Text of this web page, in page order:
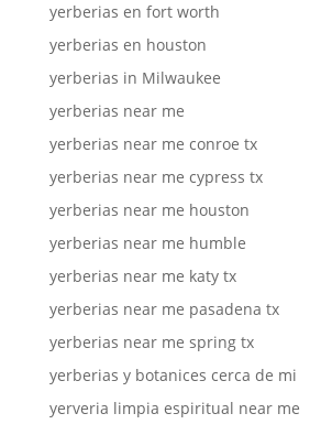
yerberias en fort worth
yerberias en houston
yerberias in Milwaukee
yerberias near me
yerberias near me conroe tx
yerberias near me cypress tx
yerberias near me houston
yerberias near me humble
yerberias near me katy tx
yerberias near me pasadena tx
yerberias near me spring tx
yerberias y botanices cerca de mi
yerveria limpia espiritual near me